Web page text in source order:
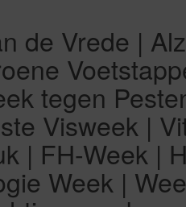
de Vrede |
tegen
Visweek |
| FH-Week |
Week |